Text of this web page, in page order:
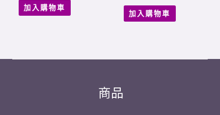
加入購物車
加入購物車
商品